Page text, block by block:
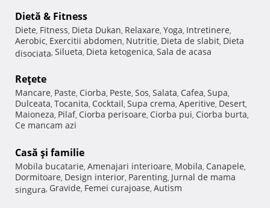
Dietă & Fitness
Diete, Fitness, Dieta Dukan, Relaxare, Yoga, Intretinere,
Aerobic, Exercitii abdomen, Nutritie, Dieta de slabit, Dieta
disociata, Silueta, Dieta ketogenica, Sala de acasa
Reţete
Mancare, Paste, Ciorba, Peste, Sos, Salata, Cafea, Supa,
Dulceata, Tocanita, Cocktail, Supa crema, Aperitive, Desert,
Maioneza, Pilaf, Ciorba perisoare, Ciorba pui, Ciorba burta,
Ce mancam azi
Casă şi familie
Mobila bucatarie, Amenajari interioare, Mobila, Canapele,
Dormitoare, Design interior, Parenting, Jurnal de mama
singura, Gravide, Femei curajoase, Autism